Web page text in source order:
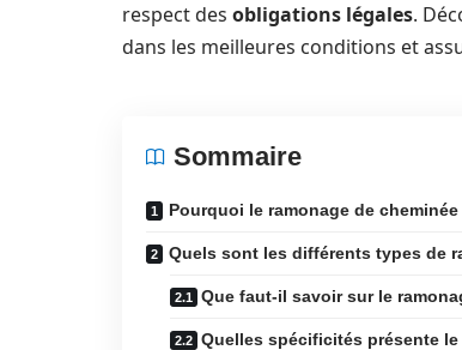
respect des obligations légales.
dans les meilleures conditions et
Sommaire
Pourquoi le ramonage de
Quels sont les différents types de
Que faut-il savoir sur le
Quelles spécificités présente